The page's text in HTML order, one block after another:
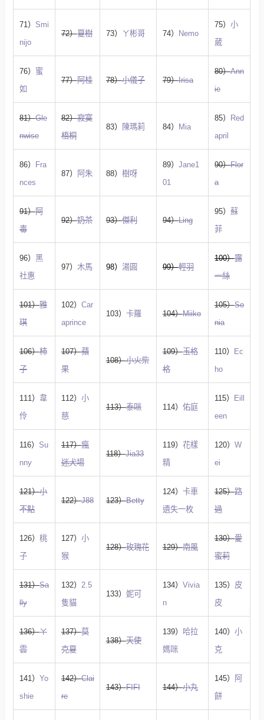
71） Smi
nijo
72）夏樹 73） ㄚ彬哥 74） Nemo
75） 小
葳
76） 蜜
如
77）阿桂 78）小儀子 79）Irisa
80）Ann
ie
81）Gle
nwise
82）寂寞
梧桐
83） 陳瑪莉 84） Mia
85）
Red
april
86）
Fra
nces
87） 阿朱 88） 樹呀
89） Jane1
01
90）Flor
a
91）阿
毒
92）奶茶 93）傑利 94）Ling
95） 蘇
菲
96） 黑
社惠
97） 木馬 98） 湯圓 99）輕羽
100）露
一絲
101）雅
琪
102） Car
aprince
103） 卡羅 104）Miiko
105）So
nia
106）柿
子
107）蘋
果
108）小火柴
109）玉格
格
110）
Ec
ho
111） 韋
伶
112） 小
慈
113）泰咪 114） 佑庭
115）
Eill
een
116） Su
nny
117）瘋
迷犬場
118）Jia33
119） 花樣
精
120） W
ei
121）小
不點
122）J88 123）Betty
124） 卡車
遺失一枚
125）路
過
126） 桃
子
127） 小
猴
128）玫瑰花 129）南風
130）愛
蜜莉
131）Sa
lly
132） 2.5
隻貓
133） 妮可
134） Vivia
n
135） 皮
皮
136）ㄚ
雲
137）莫
克夏
138）天使
139） 哈拉
媽咪
140） 小
克
141） Yo
shie
142）Clai
re
143）FIFI 144）小丸
145）
阿
餅